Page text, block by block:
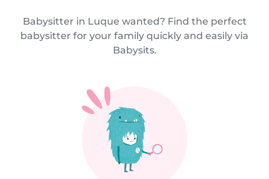
Babysitter in Luque wanted? Find the perfect
babysitter for your family quickly and easily via
Babysits.